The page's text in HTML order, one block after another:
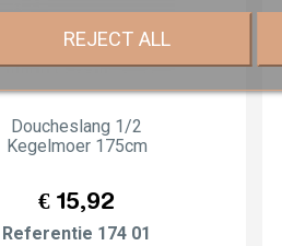
REJECT ALL
Doucheslang 1/2
Kegelmoer 175cm
Prijs
€ 15,92
Referentie 174 01